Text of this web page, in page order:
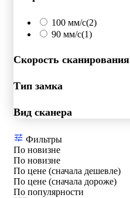
100 мм/с(2)
90 мм/с(1)
Скорость сканирования
Тип замка
Вид сканера
Фильтры
По новизне
По новизне
По цене (сначала дешевле)
По цене (сначала дороже)
По популярности